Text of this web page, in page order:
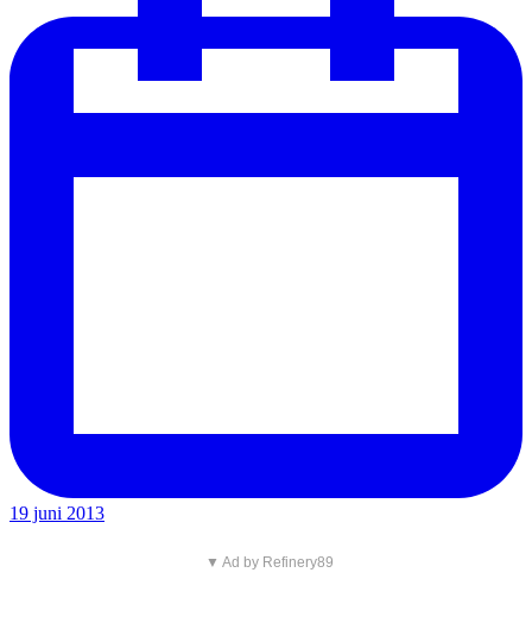
19 juni 2013
▼ Ad by Refinery89